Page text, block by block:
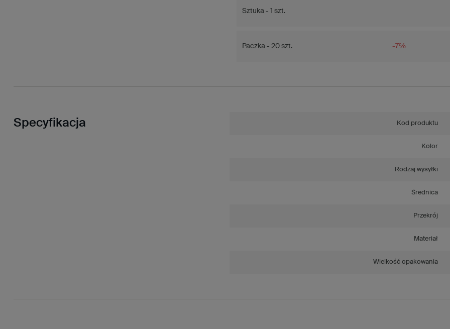
Sztuka - 1 szt.
Paczka - 20 szt. -7%
Specyfikacja Kod produktu
Kolor
Rodzaj wysyłki
Średnica
Przekrój
Materiał
Wielkość opakowania